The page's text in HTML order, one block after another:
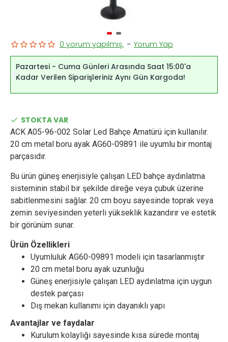
Pazartesi - Cuma Günleri Arasında Saat 15:00'a
Kadar Verilen Siparişleriniz Aynı Gün Kargoda!
STOKTA VAR
0 yorum yapılmış. - Yorum Yap
ACK A05-96-002 Solar Led Bahçe Amatürü için kullanılır.
20 cm metal boru ayak AG60-09891 ile uyumlu bir montaj
parçasıdır.
Bu ürün güneş enerjisiyle çalışan LED bahçe aydınlatma
sisteminin stabil bir şekilde direğe veya çubuk üzerine
sabitlenmesini sağlar. 20 cm boyu sayesinde toprak veya
zemin seviyesinden yeterli yükseklik kazandırır ve estetik
bir görünüm sunar.
Ürün Özellikleri
Uyumluluk AG60-09891 modeli için tasarlanmıştır
20 cm metal boru ayak uzunluğu
Güneş enerjisiyle çalışan LED aydınlatma için uygun
destek parçası
Dış mekan kullanımı için dayanıklı yapı
Avantajlar ve faydalar
Kurulum kolaylığı sayesinde kısa sürede montaj